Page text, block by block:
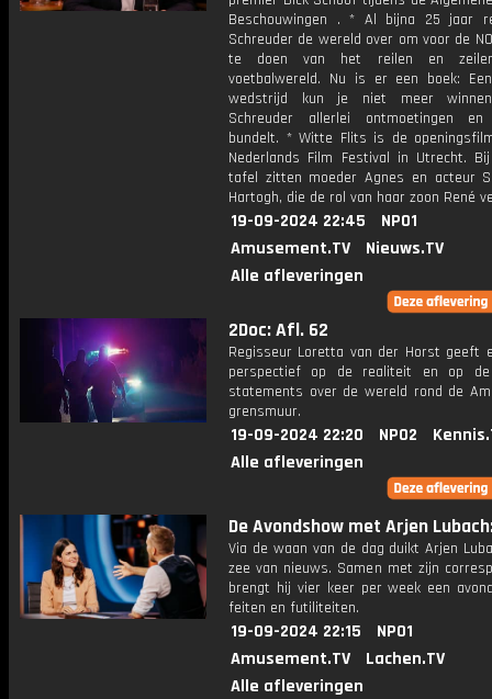
Beschouwingen . * Al bijna 25 jaar
Schreuder de wereld over om voor de
te doen van het reilen en
voetbalwereld. Nu is er een boek:
wedstrijd kun je niet meer
Schreuder allerlei ontmoetingen en
bundelt. * Witte Flits is de
Nederlands Film Festival in Utrecht.
tafel zitten moeder Agnes en acteur
Hartogh, die de rol van haar zoon René
19-09-2024 22:45
NPO1
Amusement.TV
Nieuws.TV
Alle afleveringen
2Doc: Afl. 62
Regisseur Loretta van der Horst geeft
perspectief op de realiteit en op de
statements over de wereld rond de
grensmuur.
19-09-2024 22:20 NPO2
Alle afleveringen
De Avondshow met Arjen
Via de waan van de dag duikt Arjen
zee van nieuws. Samen met zijn
brengt hij vier keer per week een
feiten en futiliteiten.
19-09-2024 22:15
NPO1
Amusement.TV
Lachen.TV
Alle afleveringen